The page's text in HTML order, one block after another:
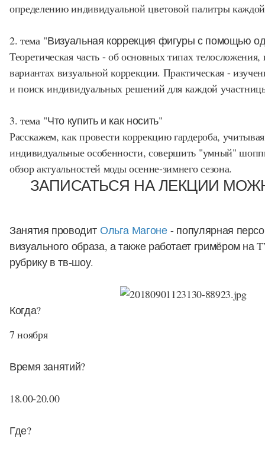
определению индивидуальной цветовой палитры
2. тема "Визуальная коррекция фигуры с помощью
Теоретическая часть - об основных типах телосложения,
вариантах визуальной коррекции. Практическая -
и поиск индивидуальных решений для каждой
3. тема "Что купить и как носить"
Расскажем, как провести коррекцию гардероба,
индивидуальные особенности, совершить "умный"
обзор актуальностей моды осенне-зимнего сезона.
ЗАПИСАТЬСЯ НА ЛЕКЦИИ
Занятия проводит Ольга Магоне- популярная
визуального образа, а также работает гримёром на
рубрику в тв-шоу.
Когда?
7 ноября
Время занятий?
18.00-20.00
Где?